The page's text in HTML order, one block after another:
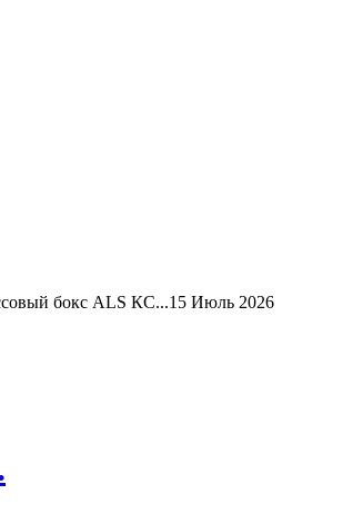
бокс ALS КС...15 Июль 2026